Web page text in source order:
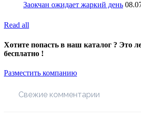
Заокчан ожидает жаркий день
Read all
Хотите попасть в наш каталог ? Это
бесплатно !
Разместить компанию
Свежие комментарии